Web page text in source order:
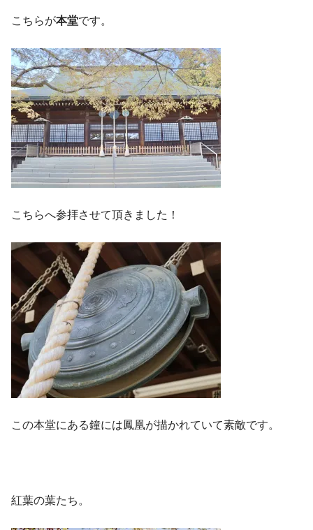
こちらが本堂です。
こちらへ参拝させて頂きました！
この本堂にある鐘には鳳凰が描かれていて素敵です。
紅葉の葉たち。